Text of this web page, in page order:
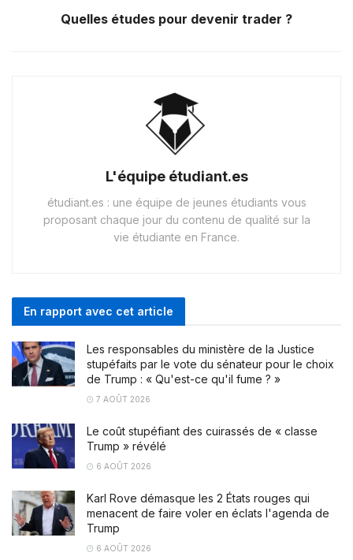
Quelles études pour devenir trader ?
L'équipe étudiant.es
étudiant.es : une équipe de jeunes étudiants vous
proposant chaque jour du contenu de qualité sur la
vie étudiante en France.
En rapport avec cet article
Les responsables du ministère de la Justice
stupéfaits par le vote du sénateur pour le choix
de Trump : « Qu'est-ce qu'il fume ? »
7 AOÛT 2026
Le coût stupéfiant des cuirassés de « classe
Trump » révélé
6 AOÛT 2026
Karl Rove démasque les 2 États rouges qui
menacent de faire voler en éclats l'agenda de
Trump
6 AOÛT 2026